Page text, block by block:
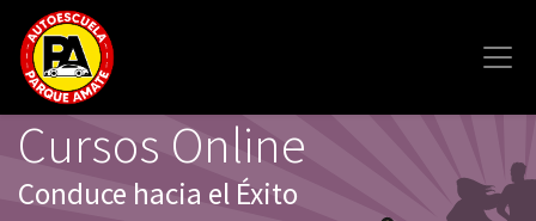
Cursos Online
Conduce hacia el Éxito